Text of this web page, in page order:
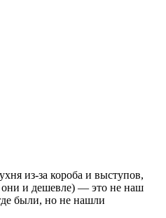
из-за короба и выступов,
они и дешевле) — это не наш
были, но не нашли